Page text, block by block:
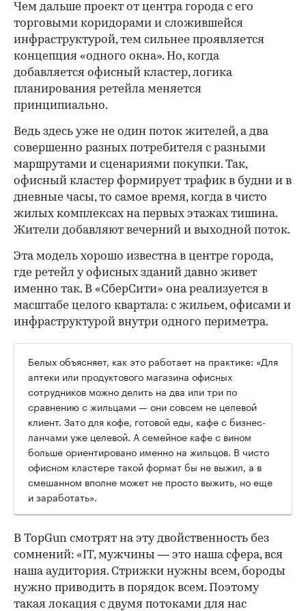
Чем дальше проект от центра города с его
торговыми коридорами и сложившейся
инфраструктурой, тем сильнее проявляется
концепция «одного окна». Но, когда
добавляется офисный кластер, логика
планирования ретейла меняется
принципиально.
Ведь здесь уже не один поток жителей, а два
совершенно разных потребителя с разными
маршрутами и сценариями покупки. Так,
офисный кластер формирует трафик в будни и в
дневные часы, то самое время, когда в чисто
жилых комплексах на первых этажах тишина.
Жители добавляют вечерний и выходной поток.
Эта модель хорошо известна в центре города,
где ретейл у офисных зданий давно живет
именно так. В «СберСити» она реализуется в
масштабе целого квартала: с жильем, офисами и
инфраструктурой внутри одного периметра.
Белых объясняет, как это работает на практике: «Для
аптеки или продуктового магазина офисных
сотрудников можно делить на два или три по
сравнению с жильцами — они совсем не целевой
клиент. Зато для кофе, готовой еды, кафе с бизнес-
ланчами уже целевой. А семейное кафе с вином
больше ориентировано именно на жильцов. В чисто
офисном кластере такой формат бы не выжил, а в
смешанном вполне может не просто выжить, но еще
и заработать».
В TopGun смотрят на эту двойственность без
сомнений: «IT, мужчины — это наша сфера, вся
наша аудитория. Стрижки нужны всем, бороды
нужно приводить в порядок всем. Поэтому
такая локация с двумя потоками для нас